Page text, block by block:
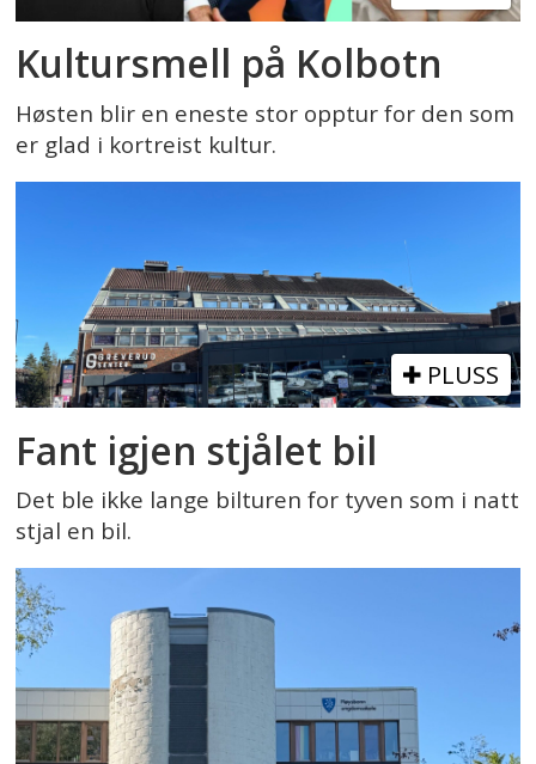
Kultursmell på Kolbotn
Høsten blir en eneste stor opptur for den som
er glad i kortreist kultur.
PLUSS
Fant igjen stjålet bil
Det ble ikke lange bilturen for tyven som i natt
stjal en bil.